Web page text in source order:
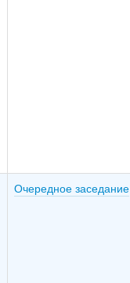
Очередное заседание